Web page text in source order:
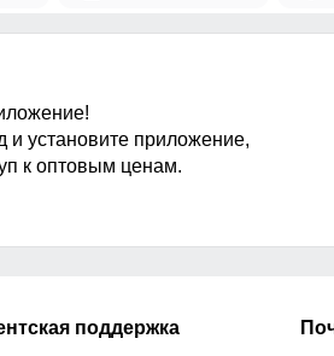
и установите приложение,
к оптовым ценам.
поддержка